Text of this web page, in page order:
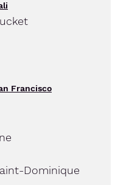
Francisco
Dominique